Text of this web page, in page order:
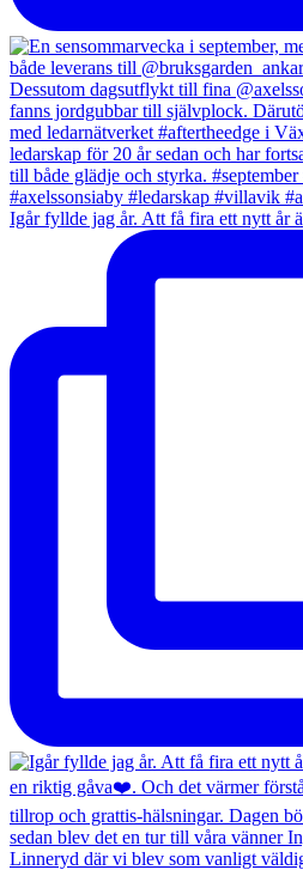
Igår fyllde jag år. Att få fira ett nytt år ä